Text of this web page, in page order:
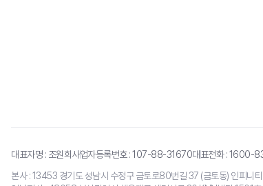
대표자명 : 조원희사업자등록번호 : 107-88-31670대표전화 :1600-
본사 : 13453 경기도 성남시 수정구 금토로80번길 37 (금토동) 인피니